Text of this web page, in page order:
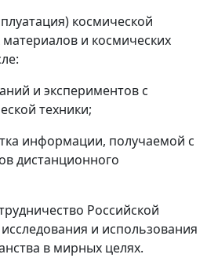
космической
и космических
и экспериментов с
техники;
информации, получаемой с
дистанционного
Российской
и использования
в мирных целях.